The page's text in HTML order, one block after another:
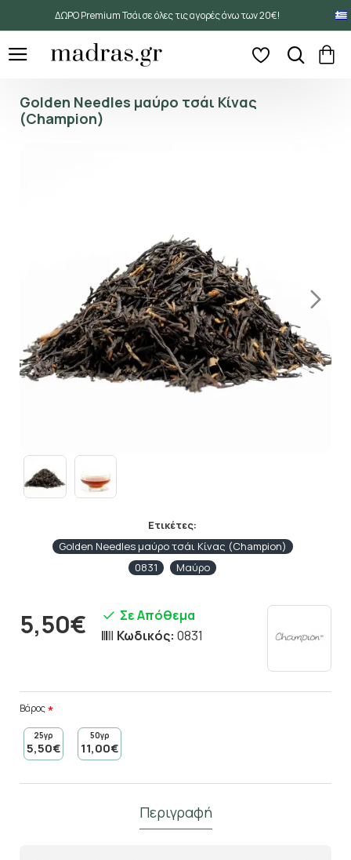
ΔΩΡΟ Premium Τσάι σε όλες τις αγορές άνω των 20€!
Golden Needles μαύρο τσάι Κίνας
(Champion)
Ετικέτες:
Golden Needles μαύρο τσάι Κίνας (Champion)
0831
Μαύρο
5,50€
Σε Απόθεμα
Κωδικός: 0831
Βάρος
25γρ
5,50€
50γρ
11,00€
Περιγραφή